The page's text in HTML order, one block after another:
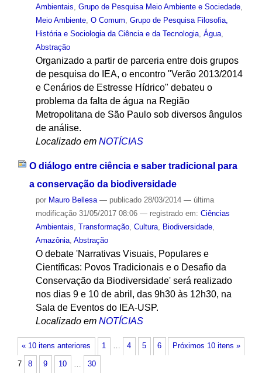
Ambientais Grupo de Pesquisa Meio Ambiente e Sociedade,
Meio Ambiente, O Comum Grupo de Pesquisa Filosofia,
História e Sociologia da Ciência e da Tecnologia, Água,
Abstração
Organizado a partir de parceria entre dois grupos
de pesquisa do IEA, o encontro "Verão 2013/2014
e Cenários de Estresse Hídrico" debateu o
problema da falta de água na Região
Metropolitana de São Paulo sob diversos ângulos
de análise.
Localizado em NOTÍCIAS
O diálogo entre ciência e saber tradicional para
a conservação da biodiversidade
por Mauro Bellesa — publicado28/03/2014 — última
modificação31/05/2017 08:06 — registrado em: Ciências
Ambientais, Transformação, Cultura, Biodiversidade,
Amazônia, Abstração
O debate 'Narrativas Visuais, Populares e
Científicas: Povos Tradicionais e o Desafio da
Conservação da Biodiversidade' será realizado
nos dias 9 e 10 de abril, das 9h30 às 12h30, na
Sala de Eventos do IEA-USP.
Localizado em NOTÍCIAS
« 10 itens anteriores Próximos 10 itens »
1 … 4 5 6
7 8 9 10 … 30